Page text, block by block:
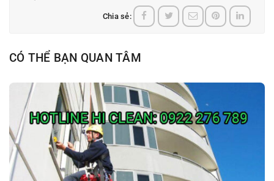
Chia sẻ:
CÓ THỂ BẠN QUAN TÂM